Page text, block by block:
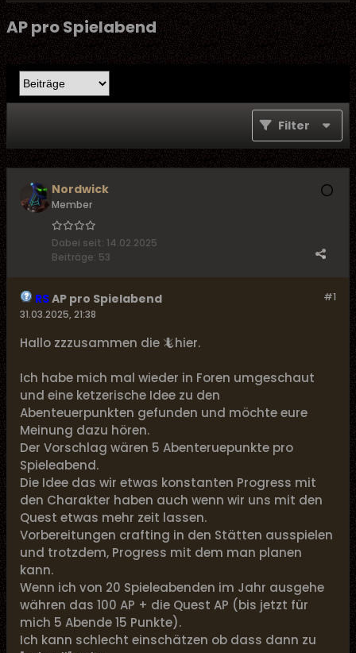
AP pro Spielabend
Filter
Nordwick
Member
Dabei seit: 14.02.2025
Beiträge: 53
#1
RSAP pro Spielabend
31.03.2025, 21:38
Hallo zzzusammen die 🦎hier.
Ich habe mich mal wieder in Foren umgeschaut
und eine ketzerische Idee zu den
Abenteuerpunkten gefunden und möchte eure
Meinung dazu hören.
Der Vorschlag wären 5 Abenteruepunkte pro
Spieleabend.
Die Idee das wir etwas konstanten Progress mit
den Charakter haben auch wenn wir uns mit den
Quest etwas mehr zeit lassen.
Vorbereitungen crafting in den Stätten ausspielen
und trotzdem, Progress mit dem man planen
kann.
Wenn ich von 20 Spieleabenden im Jahr ausgehe
währen das 100 AP + die Quest AP (bis jetzt für
mich 5 Abende 15 Punkte).
Ich kann schlecht einschätzen ob dass dann zu